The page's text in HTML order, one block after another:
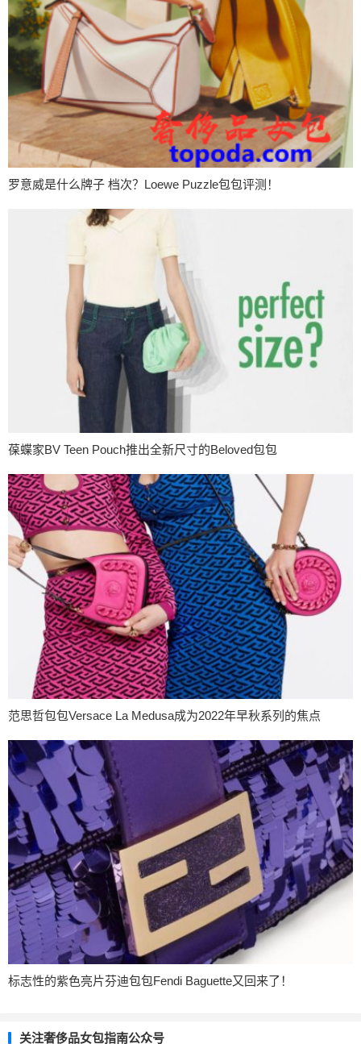
罗意威是什么牌子 档次？Loewe Puzzle包包评测！
葆蝶家BV Teen Pouch推出全新尺寸的Beloved包包
范思哲包包Versace La Medusa成为2022年早秋系列的焦点
标志性的紫色亮片芬迪包包Fendi Baguette又回来了！
关注奢侈品女包指南公众号